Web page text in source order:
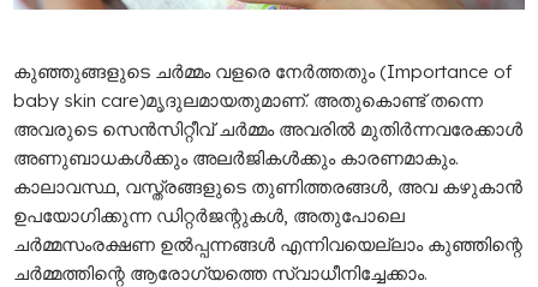
കുഞ്ഞുങ്ങളുടെ ചർമ്മം വളരെ നേർത്തതും (Importance of
baby skin care)മൃദുലമായതുമാണ്. അതുകൊണ്ട് തന്നെ
അവരുടെ സെൻസിറ്റീവ് ചർമ്മം അവരിൽ മുതിർന്നവരേക്കാൾ
അണുബാധകൾക്കും അലർജികൾക്കും കാരണമാകും.
കാലാവസ്ഥ, വസ്ത്രങ്ങളുടെ തുണിത്തരങ്ങൾ, അവ കഴുകാൻ
ഉപയോഗിക്കുന്ന ഡിറ്റർജന്റുകൾ, അതുപോലെ
ചർമ്മസംരക്ഷണ ഉൽപ്പന്നങ്ങൾ എന്നിവയെല്ലാം കുഞ്ഞിന്റെ
ചർമ്മത്തിന്റെ ആരോഗ്യത്തെ സ്വാധീനിച്ചേക്കാം.